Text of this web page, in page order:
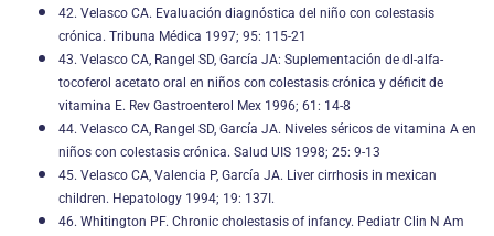
42. Velasco CA. Evaluación diagnóstica del niño con colestasis
crónica. Tribuna Médica 1997; 95: 115-21
43. Velasco CA, Rangel SD, García JA: Suplementación de dl-alfa-
tocoferol acetato oral en niños con colestasis crónica y déficit de
vitamina E. Rev Gastroenterol Mex 1996; 61: 14-8
44. Velasco CA, Rangel SD, García JA. Niveles séricos de vitamina A en
niños con colestasis crónica. Salud UIS 1998; 25: 9-13
45. Velasco CA, Valencia P, García JA. Liver cirrhosis in mexican
children. Hepatology 1994; 19: 137I.
46. Whitington PF. Chronic cholestasis of infancy. Pediatr Clin N Am